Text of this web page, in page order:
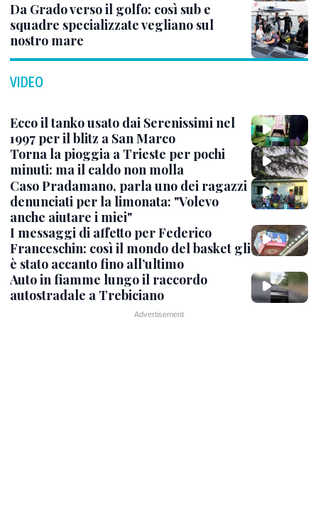
Da Grado verso il golfo: così sub e
squadre specializzate vegliano sul
nostro mare
VIDEO
Ecco il tanko usato dai Serenissimi nel
1997 per il blitz a San Marco
Torna la pioggia a Trieste per pochi
minuti: ma il caldo non molla
Caso Pradamano, parla uno dei ragazzi
denunciati per la limonata: "Volevo
anche aiutare i miei"
I messaggi di affetto per Federico
Franceschin: così il mondo del basket gli
è stato accanto fino all’ultimo
Auto in fiamme lungo il raccordo
autostradale a Trebiciano